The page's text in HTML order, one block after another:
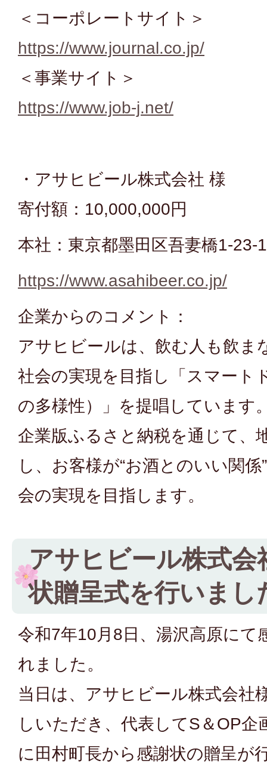
＜コーポレートサイト＞
https://www.journal.co.jp/
＜事業サイト＞
https://www.job-j.net/
・アサヒビール株式会社 様
寄付額：10,000,000円
本社：東京都墨田区吾妻橋1-23-1
https://www.asahibeer.co.jp/
企業からのコメント：
アサヒビールは、飲む人も飲ま
社会の実現を目指し「スマート
の多様性）」を提唱しています
企業版ふるさと納税を通じて、
し、お客様が“お酒とのいい関
会の実現を目指します。
アサヒビール株式会
状贈呈式を行いまし
令和7年10月8日、湯沢高原にて
れました。
当日は、アサヒビール株式会社
しいただき、代表してS＆OP企
に田村町長から感謝状の贈呈が